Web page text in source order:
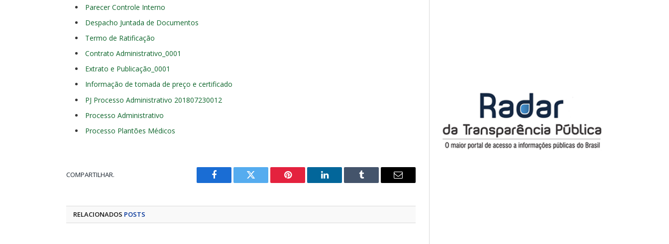
Parecer Controle Interno
Despacho Juntada de Documentos
Termo de Ratificação
Contrato Administrativo_0001
Extrato e Publicação_0001
Informação de tomada de preço e certificado
PJ Processo Administrativo 201807230012
Processo Administrativo
Processo Plantões Médicos
COMPARTILHAR.
Facebook Twitter Pinterest LinkedIn Tumblr
E-
RELACIONADOS POSTS